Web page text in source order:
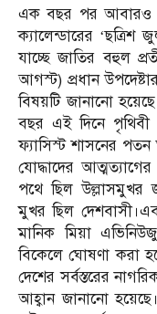
এক বছর পর আবারও
ক্যালেন্ডারের
যাচ্ছে জাতির বহুল
আগস্ট) প্রধান
বিষয়টি জানানো
বছর এই দিনে পৃথিবী
ফ্যাসিস্ট শাসনের
যোদ্ধাদের
পথে ছিল উল্লাসমুখর
মুখর ছিল
মানিক মিয়া
বিকেলে ঘোষণা করা
দেশের সর্বস্তরের
আহ্বান জানানো